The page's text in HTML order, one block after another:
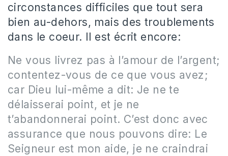
circonstances difficiles que tout sera
bien au-dehors, mais des troublements
dans le coeur. Il est écrit encore:
Ne vous livrez pas à l’amour de l’argent;
contentez-vous de ce que vous avez;
car Dieu lui-même a dit: Je ne te
délaisserai point, et je ne
t’abandonnerai point. C’est donc avec
assurance que nous pouvons dire: Le
Seigneur est mon aide, je ne craindrai